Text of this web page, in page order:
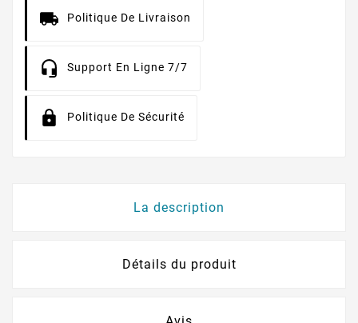
Politique De Livraison
Support En Ligne 7/7
Politique De Sécurité
La description
Détails du produit